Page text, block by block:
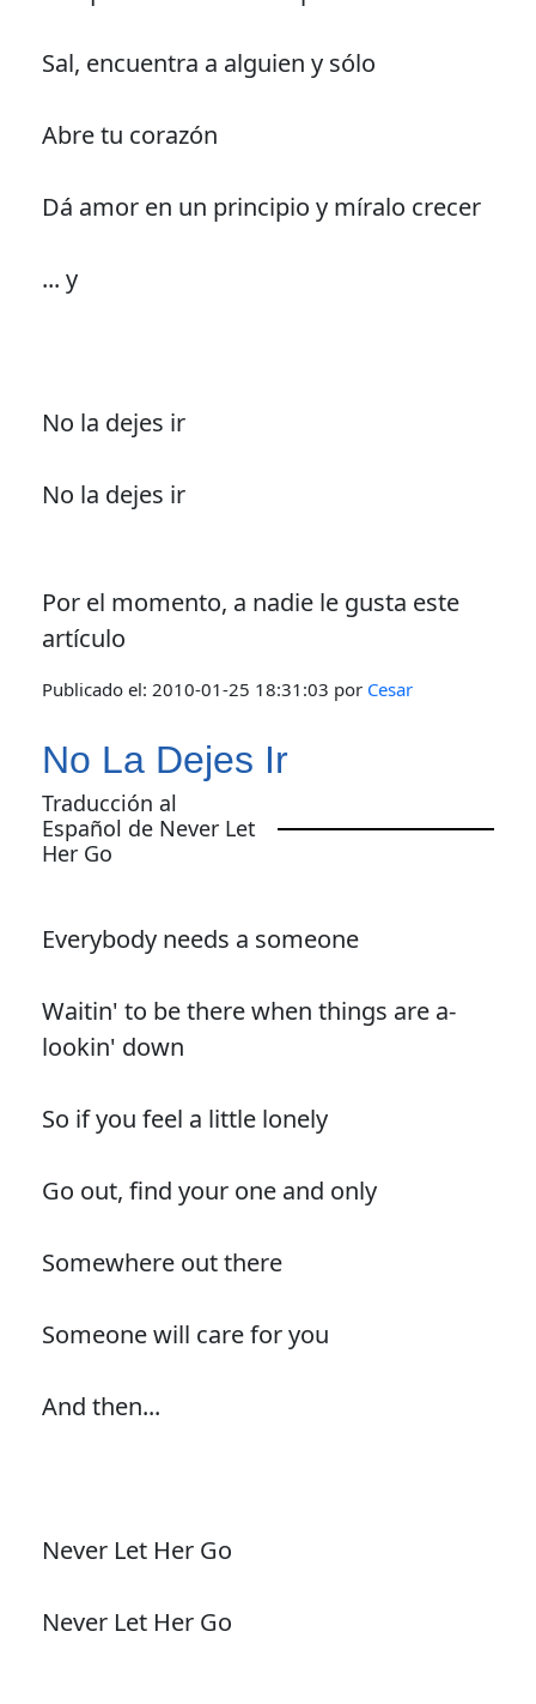
Sal, encuentra a alguien y sólo
Abre tu corazón
Dá amor en un principio y míralo crecer
... y
No la dejes ir
No la dejes ir
Por el momento, a nadie le gusta este
artículo
Publicado el: 2010-01-25 18:31:03 por Cesar
No La Dejes Ir
Traducción al
Español de Never Let
Her Go
Everybody needs a someone
Waitin' to be there when things are a-
lookin' down
So if you feel a little lonely
Go out, find your one and only
Somewhere out there
Someone will care for you
And then...
Never Let Her Go
Never Let Her Go